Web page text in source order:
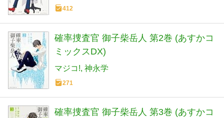
412
確率捜査官 御子柴岳人 第2巻 (あすかコ
ミックスDX)
マジコ! 神永学
271
確率捜査官 御子柴岳人 第3巻 (あすかコ